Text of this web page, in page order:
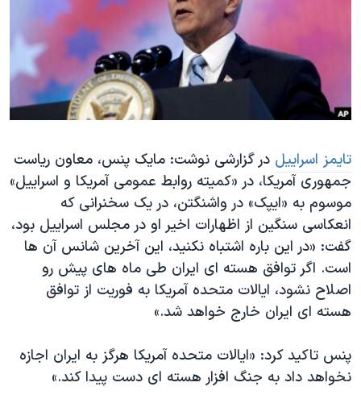
حقوق شهروندی
اقتصادی
علم و فناوری
گالری عکس
آرشیو پخش زنده
انتخابات ریاست جمهوری آمریکا ۲۰۲۴
حمله جمهوری اسلامی به اسرائیل
رمز مهسا
اعتراضات زن، زندگی، آزادی
مجموعه مستندهای دادخواهی
تریبونال مردمی آبان ۹۸
دادگاه حمید نوری
چهل سال گروگان‌گیری
قانون شفافیت دارائی کادر رهبری ایران
اسرائیل در جنگ
زبانهای مختلف
تایمز اسراییل در گزارشی نوشت: مایک پنس، معاون ریاست
جمهوری آمریکا، در «کمیته روابط عمومی آمریکا و اسراییل»
موسوم به «ایپک» در واشنگتن، در یک سخنرانی که
انعکاسی سنگین از اظهارات اخیر او در مجلس اسراییل بود،
گفت: «در این باره اشتباه نکنید، این آخرین شانس آن ها
است. اگر توافق هسته ای ایران طی ماه های پیش رو
اصلاح نشود، ایالات متحده آمریکا به فوریت از توافق
هسته ای ایران خارج خواهد شد.»
پنس تاکید کرد: «ایالات متحده آمریکا هرگز به ایران اجازه
نخواهد داد به جنگ افزار هسته ای دست پیدا کند.»